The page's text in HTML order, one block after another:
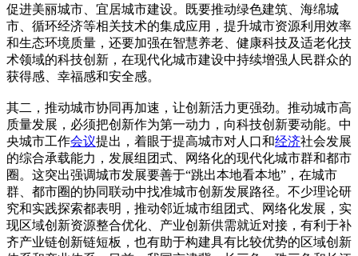
促进美丽城市、宜居城市建设。既要推动绿色建筑、海绵城
市、循环经济等相关技术的集成应用，提升城市资源利用效率
和生态环境质量，还要加强在智慧养老、健康科技及适老化技
术领域的科技创新，在现代化城市建设中持续增强人民群众的
获得感、幸福感和安全感。
其二，推动城市协同再加速，让创新活力更强劲。推动城市高
质量发展，必须把创新作为第一动力，向科技创新要动能。中
央城市工作会议提出，着眼于提高城市对人口和经济社会发展
的综合承载能力，发展组团式、网络化的现代化城市群和都市
圈。这突出强调城市发展要善于“跳出本地看本地”，在城市
群、都市圈的协同联动中找准城市创新发展路径。不少理论研
究和实践探索都表明，推动邻近城市组团式、网络化发展，实
现区域创新资源整合优化、产业创新供需就近对接，有利于补
齐产业链创新链短板，也有助于构建具有比较优势的区域创新